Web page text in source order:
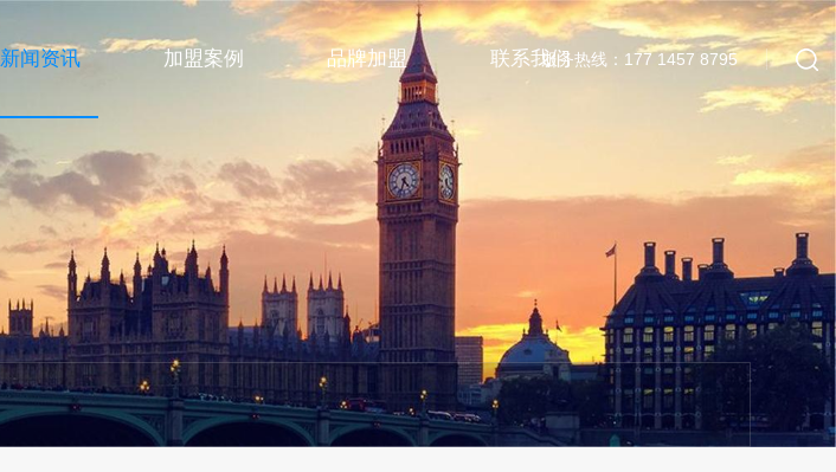
新闻资讯 加盟案例 品牌加盟 联系我们服务热线：177 1457 8795